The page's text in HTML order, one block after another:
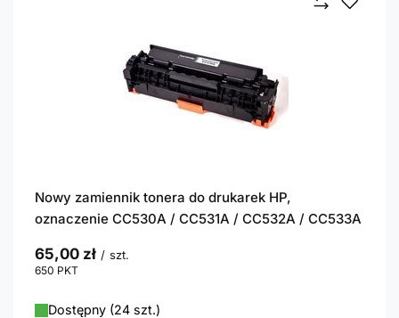
Nowy zamiennik tonera do drukarek HP,
oznaczenie CC530A / CC531A / CC532A / CC533A
65,00 zł / szt.
650 PKT
Dostępny (24 szt.)